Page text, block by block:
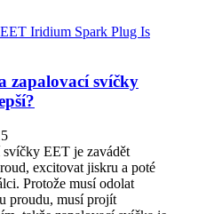
zapalovací svíčky
EET je zavádět
excitovat jiskru a poté
Protože musí odolat
proudu, musí projít